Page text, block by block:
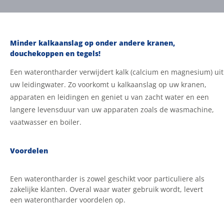
Minder kalkaanslag op onder andere kranen,
douchekoppen en tegels!
Een waterontharder verwijdert kalk (calcium en magnesium) uit
uw leidingwater. Zo voorkomt u kalkaanslag op uw kranen,
apparaten en leidingen en geniet u van zacht water en een
langere levensduur van uw apparaten zoals de wasmachine,
vaatwasser en boiler.
Voordelen
Een waterontharder is zowel geschikt voor particuliere als
zakelijke klanten. Overal waar water gebruik wordt, levert
een waterontharder voordelen op.